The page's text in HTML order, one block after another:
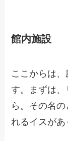
館内施設
ここからは
す。まずは
ら。その名
れるイスが